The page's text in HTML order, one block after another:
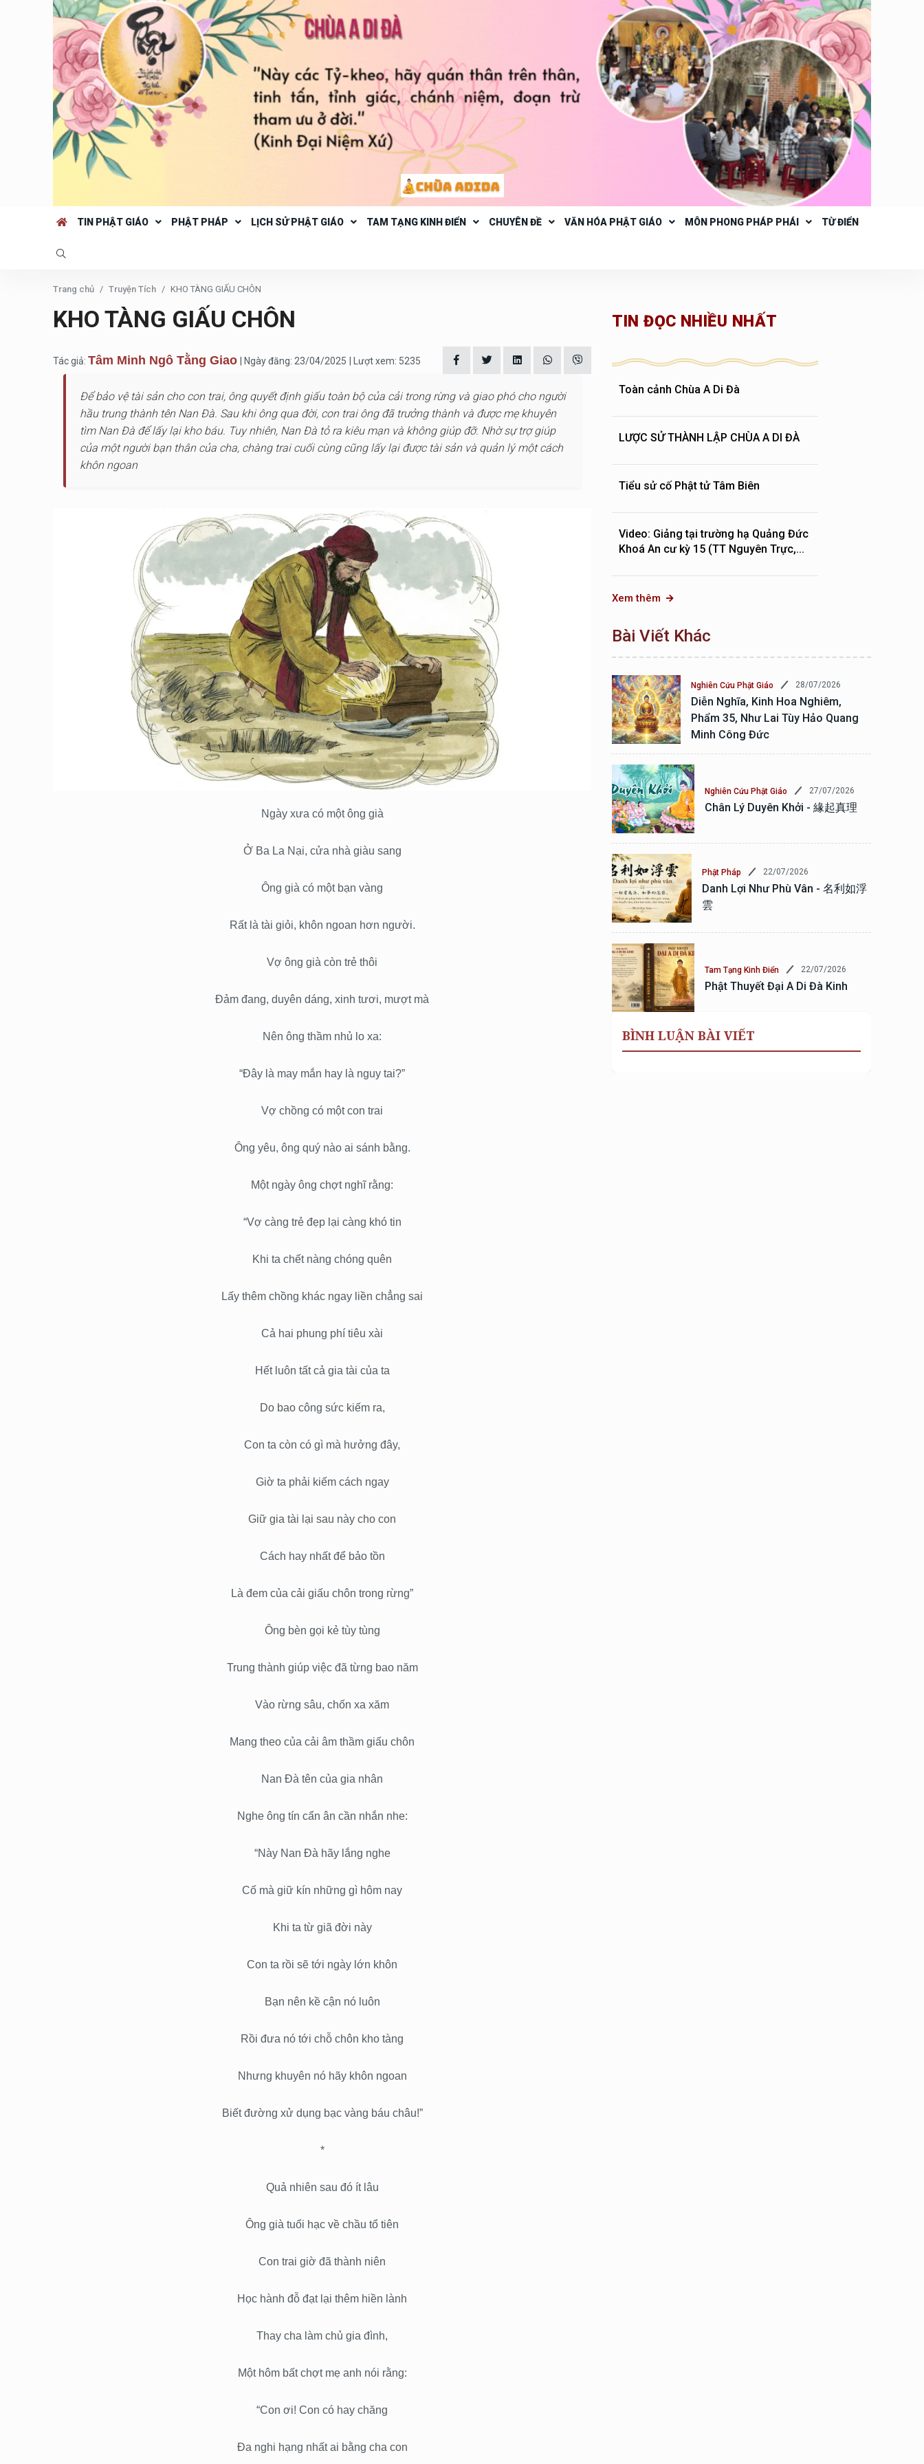
TIN PHẬT GIÁO PHẬT PHÁP LỊCH SỬ PHẬT GIÁO TAM TẠNG KINH ĐIỂN CHUYÊN ĐỀ VĂN HÓA PHẬT GIÁO MÔN PHONG PHÁP PHÁI TỪ ĐIỂN
Trang chủ Truyện Tích KHO TÀNG GIẤU CHÔN
KHO TÀNG GIẤU CHÔN
Tác giả: Tâm Minh Ngô Tằng Giao | Ngày đăng: 23/04/2025 | Lượt xem: 5235
Để bảo vệ tài sản cho con trai, ông quyết định giấu toàn bộ của cải trong rừng và giao phó cho người
hầu trung thành tên Nan Đà. Sau khi ông qua đời, con trai ông đã trưởng thành và được mẹ khuyên
tìm Nan Đà để lấy lại kho báu. Tuy nhiên, Nan Đà tỏ ra kiêu mạn và không giúp đỡ. Nhờ sự trợ giúp
của một người bạn thân của cha, chàng trai cuối cùng cũng lấy lại được tài sản và quản lý một cách
khôn ngoan
Ngày xưa có một ông già
Ở Ba La Nại, cửa nhà giàu sang
Ông già có một bạn vàng
Rất là tài giỏi, khôn ngoan hơn người.
Vợ ông già còn trẻ thôi
Đảm đang, duyên dáng, xinh tươi, mượt mà
Nên ông thầm nhủ lo xa:
“Đây là may mắn hay là nguy tai?”
Vợ chồng có một con trai
Ông yêu, ông quý nào ai sánh bằng.
Một ngày ông chợt nghĩ rằng:
“Vợ càng trẻ đẹp lại càng khó tin
Khi ta chết nàng chóng quên
Lấy thêm chồng khác ngay liền chẳng sai
Cả hai phung phí tiêu xài
Hết luôn tất cả gia tài của ta
Do bao công sức kiếm ra,
Con ta còn có gì mà hưởng đây,
Giờ ta phải kiếm cách ngay
Giữ gia tài lại sau này cho con
Cách hay nhất để bảo tồn
Là đem của cải giấu chôn trong rừng”
Ông bèn gọi kẻ tùy tùng
Trung thành giúp việc đã từng bao năm
Vào rừng sâu, chốn xa xăm
Mang theo của cải âm thầm giấu chôn
Nan Đà tên của gia nhân
Nghe ông tín cẩn ân cần nhắn nhe:
“Này Nan Đà hãy lắng nghe
Cố mà giữ kín những gì hôm nay
Khi ta từ giã đời này
Con ta rồi sẽ tới ngày lớn khôn
Bạn nên kề cận nó luôn
Rồi đưa nó tới chỗ chôn kho tàng
Nhưng khuyên nó hãy khôn ngoan
Biết đường xử dụng bạc vàng báu châu!”
*
Quả nhiên sau đó ít lâu
Ông già tuổi hạc về chầu tổ tiên
Con trai giờ đã thành niên
Học hành đỗ đạt lại thêm hiền lành
Thay cha làm chủ gia đình,
Một hôm bất chợt mẹ anh nói rằng:
“Con ơi! Con có hay chăng
Đa nghi hạng nhất ai bằng cha con
TIN ĐỌC NHIỀU NHẤT
Toàn cảnh Chùa A Di Đà
LƯỢC SỬ THÀNH LẬP CHÙA A DI ĐÀ
Tiểu sử cố Phật tử Tâm Biên
Video: Giảng tại trường hạ Quảng Đức
Khoá An cư kỳ 15 (TT Nguyên Trực,...
Xem thêm
Bài Viết Khác
Nghiên Cứu Phật Giáo 28/07/2026
Diễn Nghĩa, Kinh Hoa Nghiêm,
Phẩm 35, Như Lai Tùy Hảo Quang
Minh Công Đức
Nghiên Cứu Phật Giáo 27/07/2026
Chân Lý Duyên Khởi - 緣起真理
Phật Pháp 22/07/2026
Danh Lợi Như Phù Vân - 名利如浮
雲
Tam Tạng Kinh Điển 22/07/2026
Phật Thuyết Đại A Di Đà Kinh
BÌNH LUẬN BÀI VIẾT